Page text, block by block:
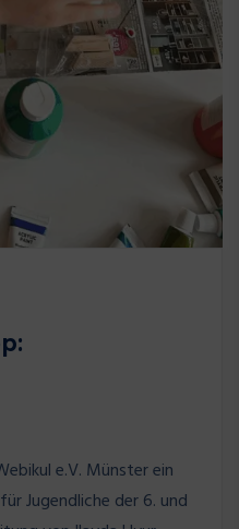
e.V. Münster ein
Jugendliche der 6. und